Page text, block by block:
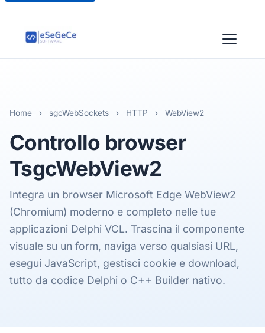
Home › sgcWebSockets › HTTP › WebView2
Controllo browser
TsgcWebView2
Integra un browser Microsoft Edge WebView2
(Chromium) moderno e completo nelle tue
applicazioni Delphi VCL. Trascina il componente
visuale su un form, naviga verso qualsiasi URL,
esegui JavaScript, gestisci cookie e download,
tutto da codice Delphi o C++ Builder nativo.